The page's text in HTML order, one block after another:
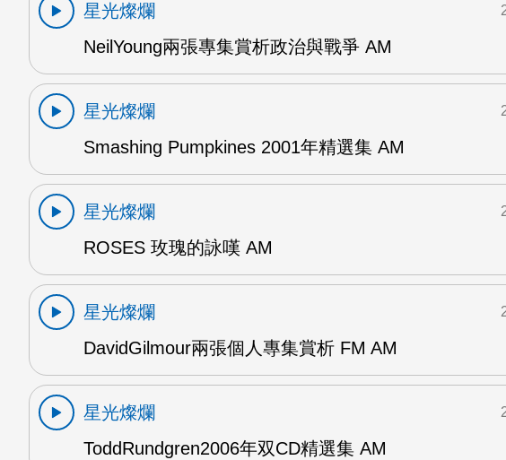
星光燦爛
NeilYoung兩張專集賞析政治與戰爭 AM
星光燦爛
Smashing Pumpkines 2001年精選集 AM
星光燦爛
ROSES 玫瑰的詠嘆 AM
星光燦爛
DavidGilmour兩張個人專集賞析 FM AM
星光燦爛
ToddRundgren2006年双CD精選集 AM